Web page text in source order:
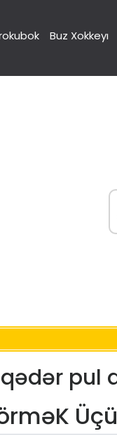
Buz Xokkeyı
pul